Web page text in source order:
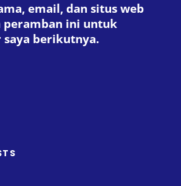
email, dan situs web
peramban ini untuk
berikutnya.